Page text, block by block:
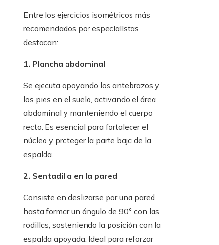
Entre los ejercicios isométricos más
recomendados por especialistas
destacan:
1. Plancha abdominal
Se ejecuta apoyando los antebrazos y
los pies en el suelo, activando el área
abdominal y manteniendo el cuerpo
recto. Es esencial para fortalecer el
núcleo y proteger la parte baja de la
espalda.
2. Sentadilla en la pared
Consiste en deslizarse por una pared
hasta formar un ángulo de 90° con las
rodillas, sosteniendo la posición con la
espalda apoyada. Ideal para reforzar